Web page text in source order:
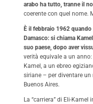
arabo ha tutto, tranne il
coerente con quel nome.
È il febbraio 1962
Damasco: si chiama
suo paese, dopo aver
verità equivale a un
Kamel, a un ebreo
siriane – per diventare
Buenos Aires.
La “carriera” di Eli-